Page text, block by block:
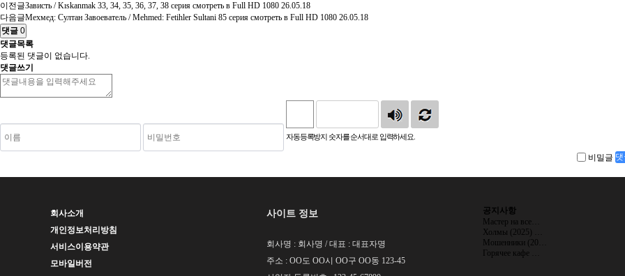
이전글Зависть / Kıskanmak 33, 34, 35, 36, 37, 38 серия смотреть в Full HD 1080 26.05.18
다음글Мехмед: Султан Завоеватель / Mehmed: Fetihler Sultani 85 серия смотреть в Full HD 1080 26.05.18
댓글 0
댓글목록
등록된 댓글이 없습니다.
댓글쓰기
자동등록방지 숫자를 순서대로 입력하세요.
비밀글
회사소개
개인정보처리방침
서비스이용약관
모바일버전
사이트 정보
회사명 : 회사명 / 대표 : 대표자명
주소 : OO도 OO시 OO구 OO동 123-45
공지사항
Мастер на все…
Холмы (2025) …
Мошенники (20…
Горячее кафе …